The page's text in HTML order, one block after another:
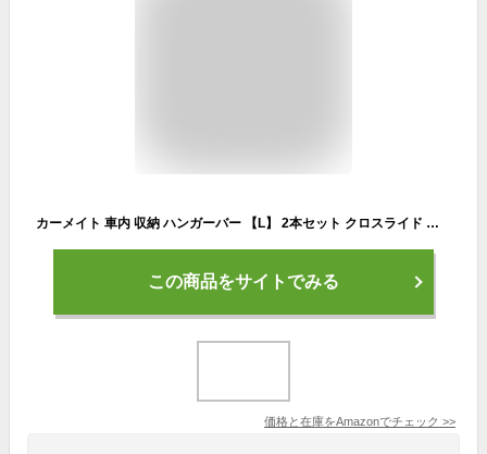
カーメイト 車内 収納 ハンガーバー 【L】 2本セット クロスライド 【 ハイエース (200系) NV350 キャラバン (E26) 】 NS105 シルバー(SILVER)
この商品をサイトでみる
価格と在庫をAmazonでチェック >>